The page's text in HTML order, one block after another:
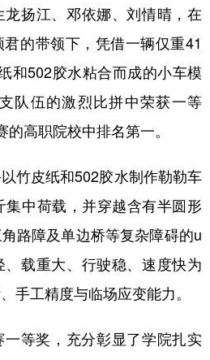
银龄 溯源中国
时尚 悦读
亚太网 上市公司
河北 山西
上海 江苏
福建 江西
扬江、邓依娜、刘情晴，在
的带领下，凭借一辆仅重41
和502胶水粘合而成的小车模
队伍的激烈比拼中荣获一等
高职院校中排名第一。
皮纸和502胶水制作勒勒车
中荷载，并穿越含有半圆形
路障及单边桥等复杂障碍的u
载重大、行驶稳、速度快为
手工精度与临场应变能力。
等奖，充分彰显了学院扎实